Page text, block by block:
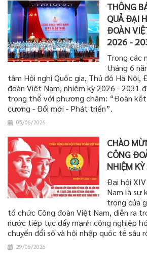
THÔNG
QUẢ ĐẠI
ĐOÀN
2026 -
Trong các
tháng 6
tâm Hội nghị Quốc gia, Thủ đô Hà Nội,
đoàn Việt Nam, nhiệm kỳ 2026 - 2031
trọng thể với phương châm: “Đoàn kết
cương - Đổi mới - Phát triển”.
05/06/2026
CHÀO
CÔNG
NHIỆM
Đại hội
Nam là sự
trọng của
tổ chức Công đoàn Việt Nam, diễn ra
nước tiếp tục đẩy mạnh công nghiệp
chuyển đổi số và hội nhập quốc tế sâu
29/05/2026